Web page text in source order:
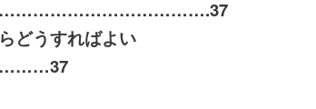
37
どうすればよい
37